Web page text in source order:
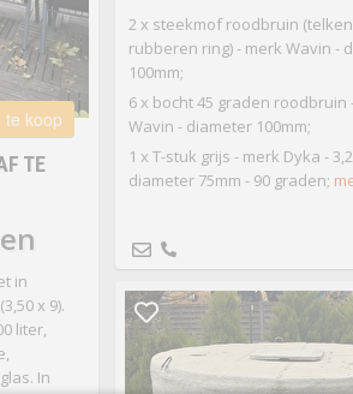
te koop
TE
in
x 9).
liter,
In
2 x steekmof roodbruin
rubberen ring) - merk Wavin -
100mm;
6 x bocht 45 graden roodbruin
Wavin - diameter 100mm;
1 x T-stuk grijs - merk Dyka -
diameter 75mm - 90 graden;